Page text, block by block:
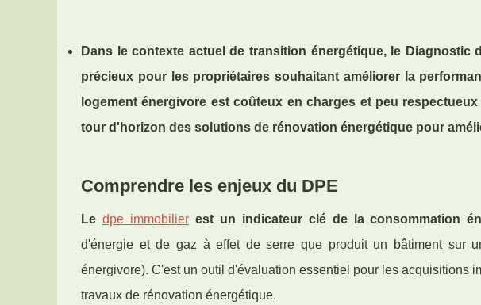
Dans le contexte actuel de transition énergétique, le Diagnostic
précieux pour les propriétaires souhaitant améliorer la
logement énergivore est coûteux en charges et peu
tour d'horizon des solutions de rénovation énergétique pour
Comprendre les enjeux du DPE
Le dpe immobilierest un indicateur clé de la consommation
d'énergie et de gaz à effet de serre que produit un bâtiment sur
énergivore). C'est un outil d'évaluation essentiel pour les acquisitions
travaux de rénovation énergétique.